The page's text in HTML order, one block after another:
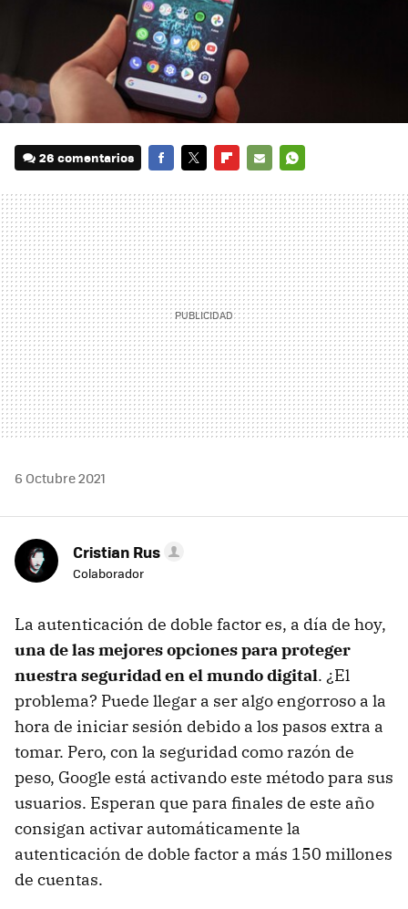
26 comentarios
MAIL
6 Octubre 2021
Cristian Rus
Colaborador
La autenticación de doble factor es, a día de hoy,
una de las mejores opciones para proteger
nuestra seguridad en el mundo digital. ¿El
problema? Puede llegar a ser algo engorroso a la
hora de iniciar sesión debido a los pasos extra a
tomar. Pero, con la seguridad como razón de
peso, Google está activando este método para sus
usuarios. Esperan que para finales de este año
consigan activar automáticamente la
autenticación de doble factor a más 150 millones
de cuentas.